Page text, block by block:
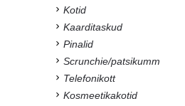
Kotid
Kaarditaskud
Pinalid
Scrunchie/patsikumm
Telefonikott
Kosmeetikakotid